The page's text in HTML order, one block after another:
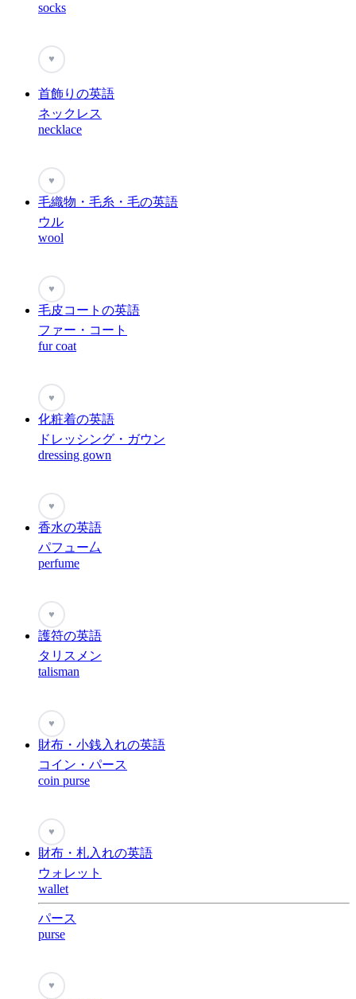
socks
♥
首飾りの英語
ネックレス
necklace
♥
毛織物・毛糸・毛の英語
ウル
wool
♥
毛皮コートの英語
ファー・コート
fur coat
♥
化粧着の英語
ドレッシング・ガウン
dressing gown
♥
香水の英語
パフュー厶
perfume
♥
護符の英語
タリスメン
talisman
♥
財布・小銭入れの英語
コイン・パース
coin purse
♥
財布・札入れの英語
ウォレット
wallet
パース
purse
♥